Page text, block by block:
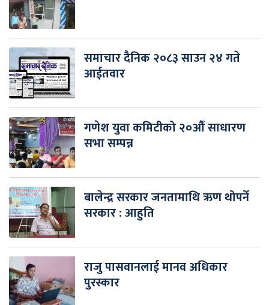
समाचार दैनिक २०८३ साउन २४ गते
आईतवार
गणेश युवा कमिटीको २०औँ साधारण
सभा सम्पन्न
बालेन्द्र सरकार जनतामाथि ऋण थोपर्ने
सरकार : आहुति
राजु पासवानलाई मानव अधिकार
पुरस्कार